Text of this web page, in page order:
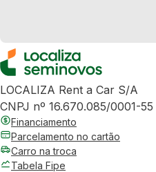
LOCALIZA Rent a Car S/A
CNPJ nº 16.670.085/0001-55
Financiamento
Parcelamento no cartão
Carro na troca
Tabela Fipe